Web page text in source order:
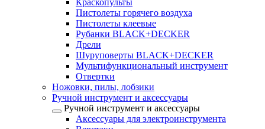
Краскопульты
Пистолеты горячего воздуха
Пистолеты клеевые
Рубанки BLACK+DECKER
Дрели
Шуруповерты BLACK+DECKER
Мультифункциональный инструмент
Отвертки
Ножовки, пилы, лобзики
Ручной инструмент и аксессуары
Ручной инструмент и аксессуары
Аксессуары для электроинструмента